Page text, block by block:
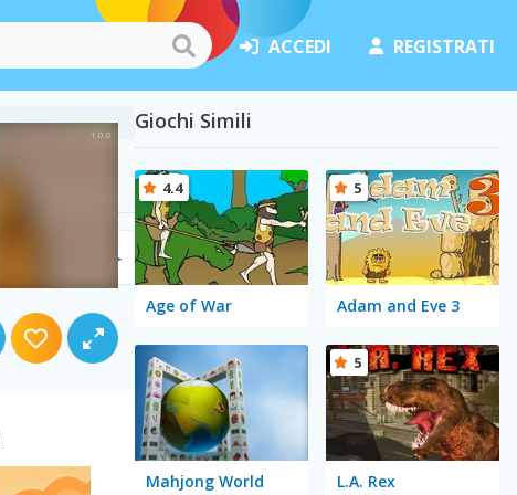
ACCEDI REGISTRATI
Giochi Simili
Age of War
4.4
Adam and Eve 3
5
Mahjong World L.A. Rex
5